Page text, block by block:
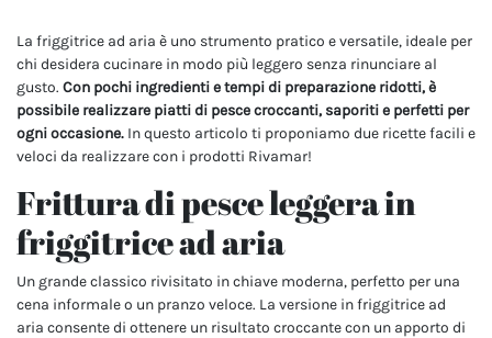
La friggitrice ad aria è uno strumento pratico e versatile, ideale per
chi desidera cucinare in modo più leggero senza rinunciare al
gusto. Con pochi ingredienti e tempi di preparazione ridotti, è
possibile realizzare piatti di pesce croccanti, saporiti e perfetti per
ogni occasione. In questo articolo ti proponiamo due ricette facili e
veloci da realizzare con i prodotti Rivamar!
Frittura di pesce leggera in
friggitrice ad aria
Un grande classico rivisitato in chiave moderna, perfetto per una
cena informale o un pranzo veloce. La versione in friggitrice ad
aria consente di ottenere un risultato croccante con un apporto di